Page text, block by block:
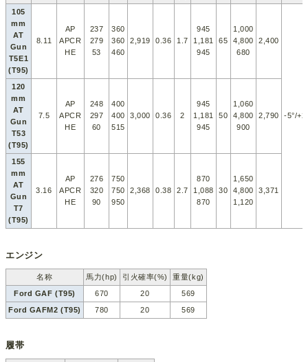
105
mm
AT
Gun
T5E1
(T95)
8.11
AP
APCR
HE
237
279
53
360
360
460
2,919 0.36 1.7
945
1,181
945
65
1,000
4,800
680
2,400
-5°/
120
mm
AT
Gun
T53
(T95)
7.5
AP
APCR
HE
248
297
60
400
400
515
3,000 0.36 2
945
1,181
945
50
1,060
4,800
900
2,790
155
mm
AT
Gun
T7
(T95)
3.16
AP
APCR
HE
276
320
90
750
750
950
2,368 0.38 2.7
870
1,088
870
30
1,650
4,800
1,120
3,371
エンジン
名称 馬力(hp) 引火確率(%)
重量(kg)
Ford GAF (T95)
670 20
569
Ford GAFM2 (T95)
780 20 569
履帯